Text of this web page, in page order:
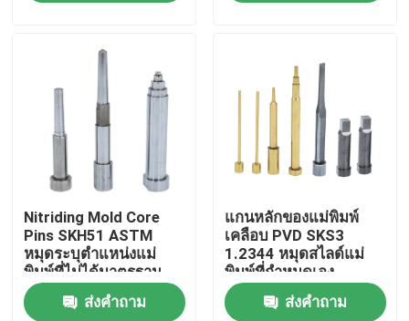
เกี่ยวกับเรา
รายชื่อผู้ติดต่อ
ผลิตภัณฑ์
ชิ้นส่วนแม่พิมพ์ที่มีความแม่นยำ
Nitriding Mold Core
Pins SKH51 ASTM
หมุดระบุตำแหน่งแม่
พิมพ์ที่ไม่ได้มาตรฐาน
ส่งคำถาม
แกนหลักของแม่พิมพ์
เคลือบ PVD SKS3
1.2344 หมุดสไลด์แม่
พิมพ์ที่กำหนดเอง
ส่งคำถาม